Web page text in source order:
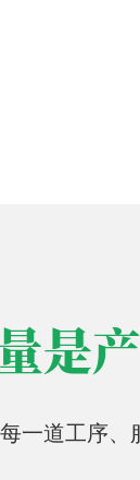
是
一道工序